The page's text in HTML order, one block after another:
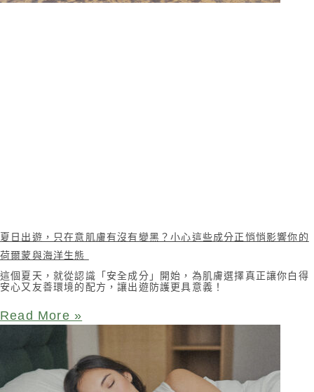
夏日出遊，只在意肌膚有沒有變黑？小心這些成分正悄悄影響你的
荷爾蒙與海洋生態
這個夏天，就從認識「安全成分」開始，為肌膚選擇真正讓你白得
安心又友善環境的配方，讓出遊防護更具意義！
Read More »